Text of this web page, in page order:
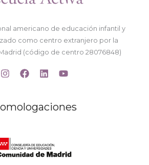
americano de educación infantil y
como centro extranjero por la
(código de centro 28076848)